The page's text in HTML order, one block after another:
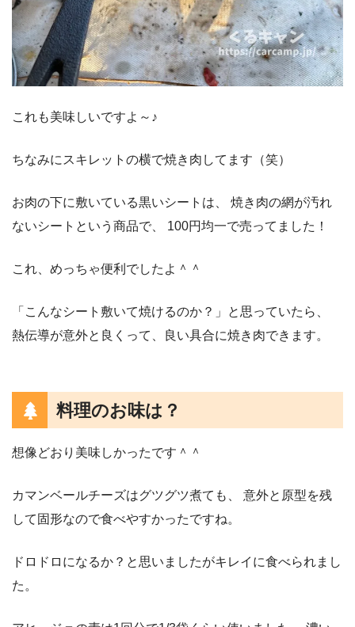
これも美味しいですよ～♪
ちなみにスキレットの横で焼き肉してます（笑）
お肉の下に敷いている黒いシートは、
焼き肉の網が汚れ
ないシートという商品で、
100円均一で売ってました！
これ、めっちゃ便利でしたよ＾＾
「こんなシート敷いて焼けるのか？」と思っていたら、
熱伝導が意外と良くって、良い具合に焼き肉できます。
料理のお味は？
想像どおり美味しかったです＾＾
カマンベールチーズはグツグツ煮ても、
意外と原型を残
して固形なので食べやすかったですね。
ドロドロになるか？と思いましたがキレイに食べられまし
た。